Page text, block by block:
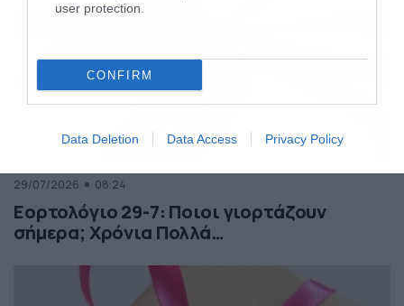
user protection.
CONFIRM
Data Deletion Data Access Privacy Policy
29/07/2026 08:24
Εορτολόγιο 29-7: Ποιοι γιορτάζουν
σήμερα; Χρόνια Πολλά…